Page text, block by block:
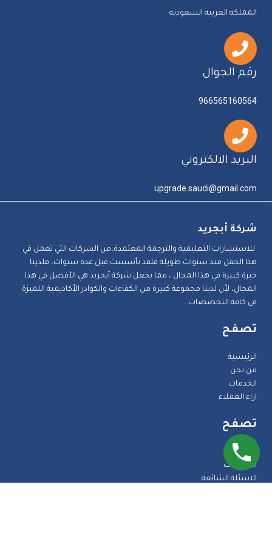
المملكه العربيه السعوديه
رقم الجوال
966565160564
البريد الالكتروني
upgrade.saudi@gmail.com
شركة أبجريد
للاستشارات التعليمية والترجمة المعتمدة،من الشركات التي تعمل في
هذا الحقل منذ سنوات طويلة فلقد تأسست قبل عدة سنوات، فلدينا
خبرة كبيرة في هذا المجال ، مما يجعل شركة أبجريد هي الأفضل في هذا
المجال، لأن لدينا مجموعة كبيرة من الكفاءات والكوادر الأكاديمية اللميزة
في كافة التخصصات .
تصفح
الرئيسية
من نحن
الخدمات
اراء العملاء
تصفح
المدونة
الضمانات
الاسئلة الشائعة